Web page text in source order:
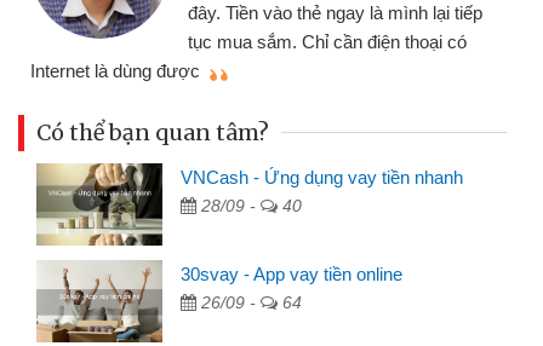
đây. Tiền vào thẻ ngay là mình lại tiếp
tục mua sắm. Chỉ cần điện thoại có
Internet là dùng được
Có thể bạn quan tâm?
VNCash - Ứng dụng vay tiền nhanh
28/09 - 40
30svay - App vay tiền online
26/09 - 64